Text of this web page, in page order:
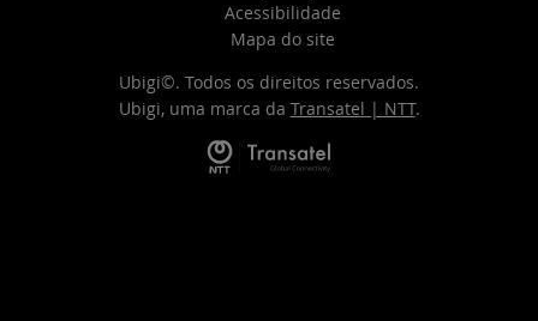
Acessibilidade
Mapa do site
Ubigi©. Todos os direitos reservados.
Ubigi, uma marca da Transatel | NTT.